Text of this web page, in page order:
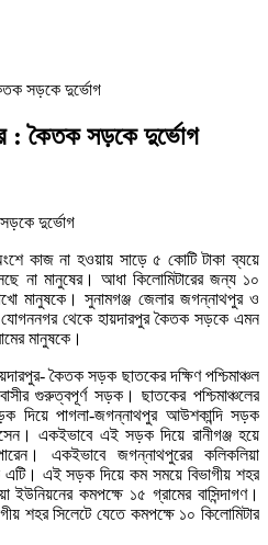
সড়কে দুর্ভোগ
: কৈতক সড়কে দুর্ভোগ
কাজ না হওয়ায় সাড়ে ৫ কোটি টাকা ব্যয়ে
না মানুষের। আধা কিলোমিটারের জন্য ১০
মানুষকে। সুনামগঞ্জ জেলার জগন্নাথপুর ও
যোগননগর থেকে হায়দারপুর কৈতক সড়কে এমন
মানুষকে।
কৈতক সড়ক ছাতকের দক্ষিণ পশ্চিমাঞ্চল
গুরুত্বপূর্ণ সড়ক। ছাতকের পশ্চিমাঞ্চলের
দিয়ে পাগলা-জগন্নাথপুর আউশকান্দি সড়ক
একইভাবে এই সড়ক দিয়ে রানীগঞ্জ হয়ে
একইভাবে জগন্নাথপুরের কলিকলিয়া
এটি। এই সড়ক দিয়ে কম সময়ে বিভাগীয় শহর
ইউনিয়নের কমপক্ষে ১৫ গ্রামের বাসিন্দাগণ।
শহর সিলেটে যেতে কমপক্ষে ১০ কিলোমিটার